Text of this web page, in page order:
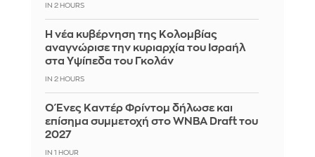
IN 2 HOURS
Η νέα κυβέρνηση της Κολομβίας
αναγνώρισε την κυριαρχία του Ισραήλ
στα Υψίπεδα του Γκολάν
IN 2 HOURS
Ο Ένες Καντέρ Φρίντομ δήλωσε και
επίσημα συμμετοχή στο WNBA Draft του
2027
IN 1 HOUR